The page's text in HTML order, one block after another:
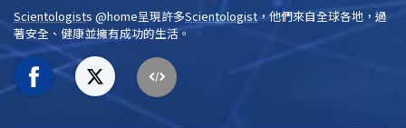
Scientologists @home呈現許多Scientologist ，他們來自全球各地，過
著安全、健康並擁有成功的生活。